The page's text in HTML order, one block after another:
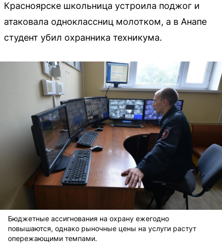
Красноярске школьница устроила поджог и
атаковала одноклассниц молотком, а в Анапе
студент убил охранника техникума.
Бюджетные ассигнования на охрану ежегодно
повышаются, однако рыночные цены на услуги растут
опережающими темпами.